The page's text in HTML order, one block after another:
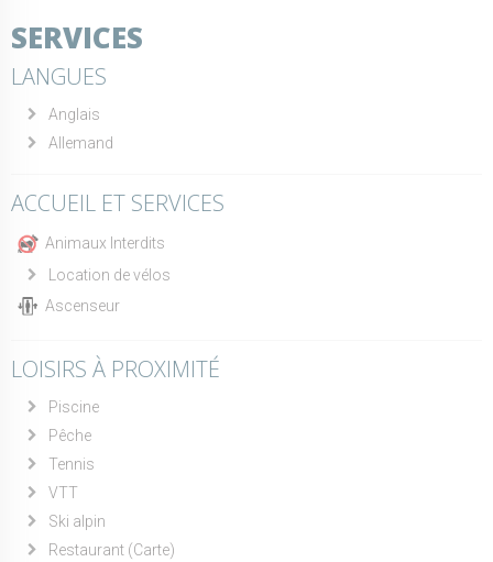
SERVICES
LANGUES
Anglais
Allemand
ACCUEIL ET SERVICES
Animaux Interdits
Location de vélos
Ascenseur
LOISIRS À PROXIMITÉ
Piscine
Pêche
Tennis
VTT
Ski alpin
Restaurant (Carte)